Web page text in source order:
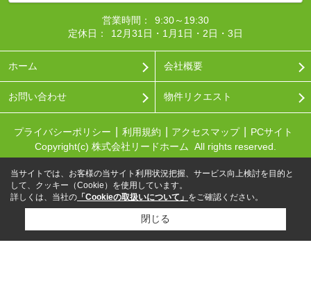
営業時間：
9:30～19:30
定休日：
12月31日・1月1日・2日・3日
ホーム 会社概要
お問い合わせ 物件リクエスト
プライバシーポリシー 利用規約 アクセスマップ
PCサイト
Copyright(c) 株式会社リードホーム All rights reserved.
当サイトでは、お客様の当サイト利用状況把握、サービス向上検討を目的と
して、クッキー（Cookie）を使用しています。
詳しくは、当社の 「Cookieの取扱いについて」 をご確認ください。
閉じる